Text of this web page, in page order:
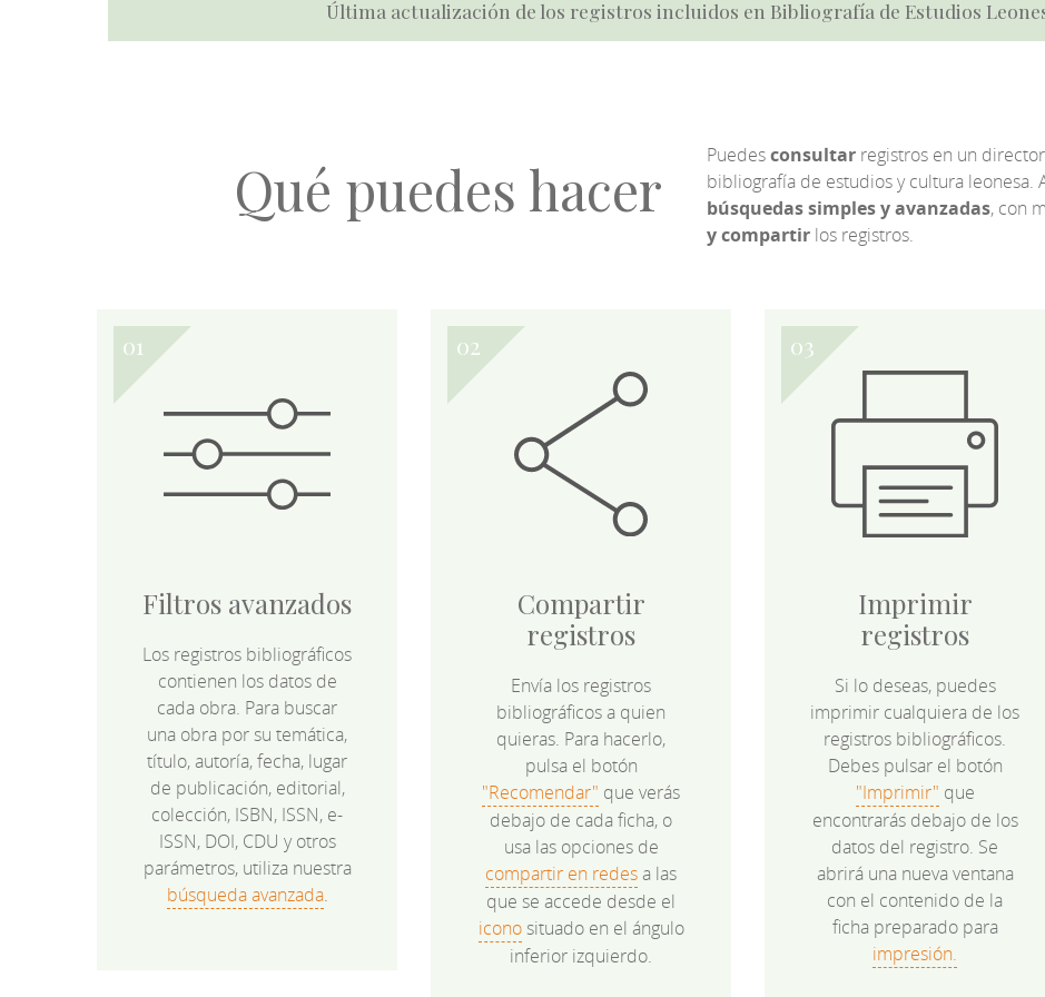
Última actualización de los registros incluidos en Bibliografía de Estudios
Qué puedes hacer Puedesconsultarregistros en un
bibliografía de estudios y cultura leonesa.
búsquedas simples y avanzadas, con
y compartirlos registros.
Filtros avanzados
Los registros bibliográficos
contienen los datos de
cada obra. Para buscar
una obra por su temática,
título, autoría, fecha, lugar
de publicación, editorial,
colección, ISBN, ISSN, e-
ISSN, DOI, CDU y otros
parámetros, utiliza nuestra
búsqueda avanzada.
Compartir
registros
Envía los registros
bibliográficos a quien
quieras. Para hacerlo,
pulsa el botón
"Recomendar" que verás
debajo de cada ficha, o
usa las opciones de
compartir en redesa las
que se accede desde el
iconosituado en el ángulo
inferior izquierdo.
Imprimir
registros
Si lo deseas, puedes
imprimir cualquiera de los
registros bibliográficos.
Debes pulsar el botón
"Imprimir" que
encontrarás debajo de los
datos del registro. Se
abrirá una nueva ventana
con el contenido de la
ficha preparado para
impresión.